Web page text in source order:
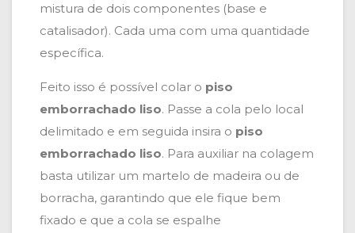
mistura de dois componentes (base e
catalisador). Cada uma com uma quantidade
específica.
Feito isso é possível colar o piso
emborrachado liso. Passe a cola pelo local
delimitado e em seguida insira o piso
emborrachado liso. Para auxiliar na colagem
basta utilizar um martelo de madeira ou de
borracha, garantindo que ele fique bem
fixado e que a cola se espalhe